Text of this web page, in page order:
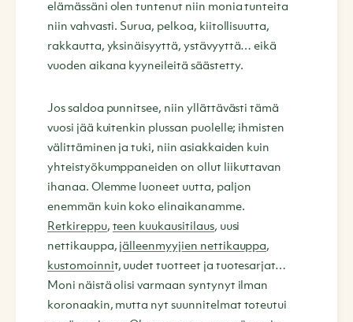
elämässäni olen tuntenut niin monia tunteita
niin vahvasti. Surua, pelkoa, kiitollisuutta,
rakkautta, yksinäisyyttä, ystävyyttä… eikä
vuoden aikana kyyneileitä säästetty.
Jos saldoa punnitsee, niin yllättävästi tämä
vuosi jää kuitenkin plussan puolelle; ihmisten
välittäminen ja tuki, niin asiakkaiden kuin
yhteistyökumppaneiden on ollut liikuttavan
ihanaa. Olemme luoneet uutta, paljon
enemmän kuin koko elinaikanamme.
Retkireppu, teen kuukausitilaus, uusi
nettikauppa, jälleenmyyjien nettikauppa,
kustomoinnit, uudet tuotteet ja tuotesarjat…
Moni näistä olisi varmaan syntynyt ilman
koronaakin, mutta nyt suunnitelmat toteutui